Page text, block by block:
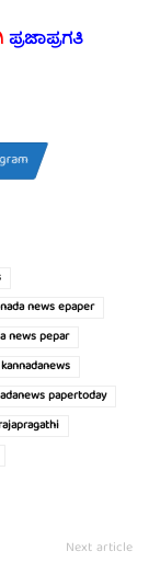
ಪ್ರಜಾಪ್ರಗತಿ
news epaper
news pepar
kannadanews
papertoday
Next article